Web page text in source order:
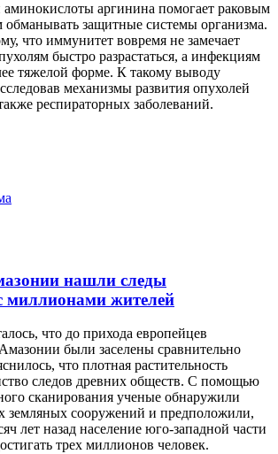
аргинина помогает раковым
обманывать защитные системы организма.
что иммунитет вовремя не замечает
быстро разрастаться, а инфекциям
тяжелой форме. К такому выводу
механизмы развития опухолей
респираторных заболеваний.
нашли следы
миллионами жителей
что до прихода европейцев
были заселены сравнительно
что плотная растительность
следов древних обществ. С помощью
сканирования ученые обнаружили
земляных сооружений и предположили,
лет назад население юго-западной части
трех миллионов человек.